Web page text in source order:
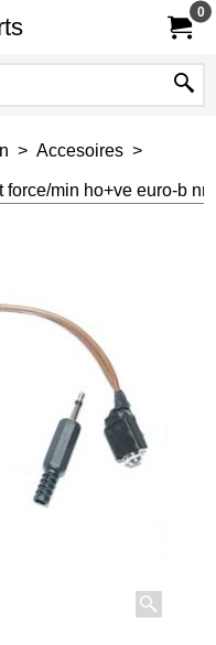
0
> Accesoires >
force/min ho+ve euro-b nr